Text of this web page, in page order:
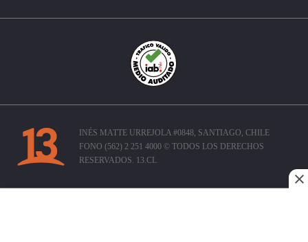
INÉS MATTE URREJOLA #0848, SANTIAGO, CHILE
FONO (562) 2 251 4000 © TODOS LOS DERECHOS
RESERVADOS. 13.CL